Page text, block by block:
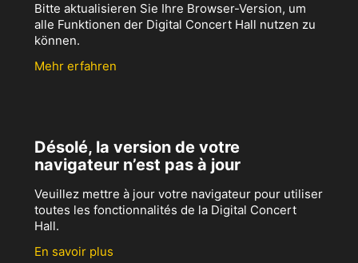
Bitte aktualisieren Sie Ihre Browser-Version, um
alle Funktionen der Digital Concert Hall nutzen zu
können.
Mehr erfahren
Désolé, la version de votre
navigateur n’est pas à jour
Veuillez mettre à jour votre navigateur pour utiliser
toutes les fonctionnalités de la Digital Concert
Hall.
En savoir plus